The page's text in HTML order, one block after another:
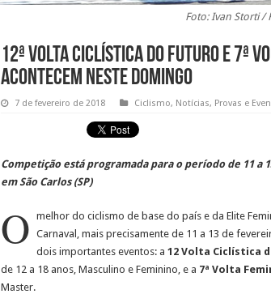
Foto: Ivan Storti /
12ª Volta Ciclística do Futuro e 7ª
acontecem neste domingo
7 de fevereiro de 2018 Ciclismo, Notícias, Provas e
Competição está programada para o período de 11 a
em São Carlos (SP)
O melhor do ciclismo de base do país e da Elite
Carnaval, mais precisamente de 11 a 13 de
dois importantes eventos: a 12 Volta Ciclística
de 12 a 18 anos, Masculino e Feminino, e a 7ª Volta
Master.